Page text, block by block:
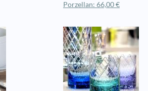
Porzellan: 66,00 €